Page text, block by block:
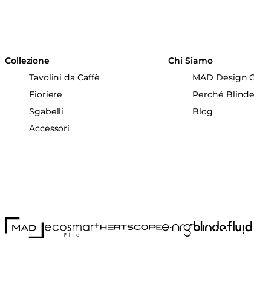
Collezione
Tavolini da Caffè
Fioriere
Sgabelli
Accessori
Chi Siamo
MAD Design
Perché
Blog
MAD DesignEcoSmart FireHEATSCOPE® Heaters
e-NRG Bioethanol
Blinde Design
Fluid